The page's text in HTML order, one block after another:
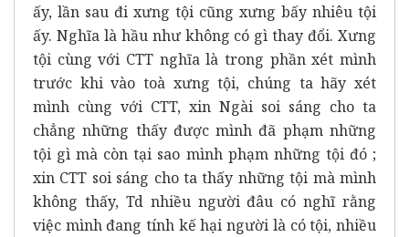
ấy, lần sau đi xưng tội cũng xưng bấy nhiêu tội
ấy. Nghĩa là hầu như không có gì thay đổi. Xưng
tội cùng với CTT nghĩa là trong phần xét mình
trước khi vào toà xưng tội, chúng ta hãy xét
mình cùng với CTT, xin Ngài soi sáng cho ta
chẳng những thấy được mình đã phạm những
tội gì mà còn tại sao mình phạm những tội đó ;
xin CTT soi sáng cho ta thấy những tội mà mình
không thấy, Td nhiều người đâu có nghĩ rằng
việc mình đang tính kế hại người là có tội, nhiều